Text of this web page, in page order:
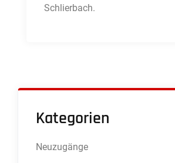
Schlierbach.
Kategorien
Neuzugänge